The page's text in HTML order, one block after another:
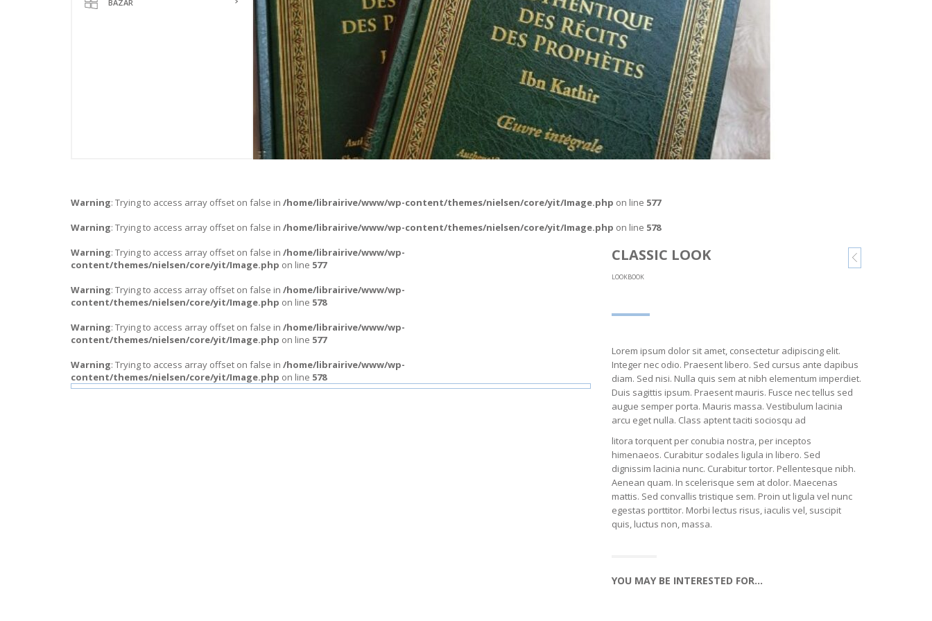
HISTOIRE / RÉCITS
HADITH / SUNNA
APPRENDRE L’ARABE
BAZAR
Warning: Trying to access array offset on false in /home/librairive/www/wp-content/themes/nielsen/core/yit/Image.php on line 577
Warning: Trying to access array offset on false in /home/librairive/www/wp-content/themes/nielsen/core/yit/Image.php on line 578
Warning: Trying to access array offset on false in /home/librairive/www/wp-
content/themes/nielsen/core/yit/Image.php on line 577
Warning: Trying to access array offset on false in /home/librairive/www/wp-
content/themes/nielsen/core/yit/Image.php on line 578
Warning: Trying to access array offset on false in /home/librairive/www/wp-
content/themes/nielsen/core/yit/Image.php on line 577
Warning: Trying to access array offset on false in /home/librairive/www/wp-
content/themes/nielsen/core/yit/Image.php on line 578
CLASSIC LOOK
LOOKBOOK
Lorem ipsum dolor sit amet, consectetur adipiscing elit.
Integer nec odio. Praesent libero. Sed cursus ante dapibus
diam. Sed nisi. Nulla quis sem at nibh elementum imperdiet.
Duis sagittis ipsum. Praesent mauris. Fusce nec tellus sed
augue semper porta. Mauris massa. Vestibulum lacinia
arcu eget nulla. Class aptent taciti sociosqu ad
litora torquent per conubia nostra, per inceptos
himenaeos. Curabitur sodales ligula in libero. Sed
dignissim lacinia nunc. Curabitur tortor. Pellentesque nibh.
Aenean quam. In scelerisque sem at dolor. Maecenas
mattis. Sed convallis tristique sem. Proin ut ligula vel nunc
egestas porttitor. Morbi lectus risus, iaculis vel, suscipit
quis, luctus non, massa.
YOU MAY BE INTERESTED FOR…